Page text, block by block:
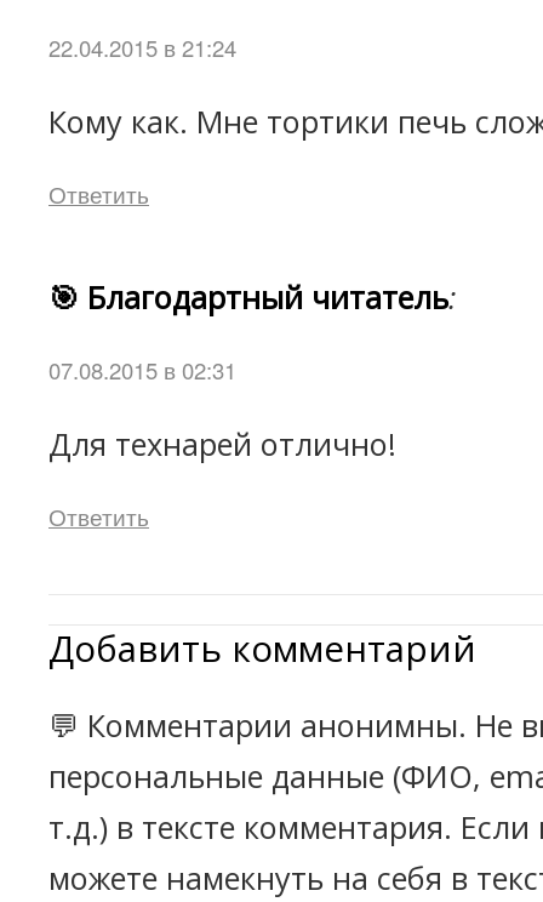
22.04.2015 в 21:24
Кому как. Мне тортики печь
Ответить
🎯 Благодартный читатель:
07.08.2015 в 02:31
Для технарей отлично!
Ответить
Добавить комментарий
💬 Комментарии анонимны. Не
персональные данные (ФИО,
т.д.) в тексте комментария.
можете намекнуть на себя в